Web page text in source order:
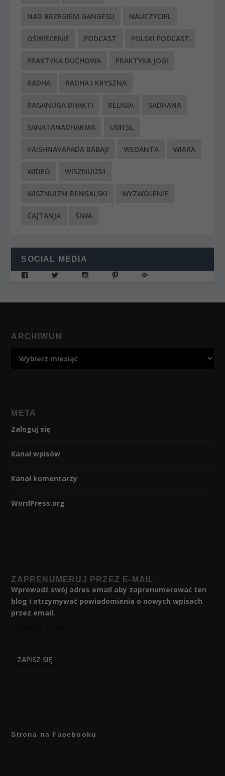
NAD BRZEGIEM GANGESU NAUCZYCIEL
OŚWIECENIE PODCAST POLSKI PODCAST
PRAKTYKA DUCHOWA PRAKTYKA JOGI
RADHA RADHA I KRYSZNA
RAGANUGA BHAKTI RELIGIA SADHANA
SANATANADHARMA UMYSŁ
VAISHNAVAPADA BABAJI WEDANTA WIARA
WIDEO WISZNUIZM
WISZNUIZM BENGALSKI WYZWOLENIE
ĆAJTANJA ŚIWA
SOCIAL MEDIA
ARCHIWUM
META
Zaloguj się
Kanał wpisów
Kanał komentarzy
WordPress.org
ZAPRENUMERUJ PRZEZ E-MAIL
Wprowadź swój adres email aby zaprenumerować ten
blog i otrzymywać powiadomienia o nowych wpisach
przez email.
ZAPISZ SIĘ
Strona na Facebooku